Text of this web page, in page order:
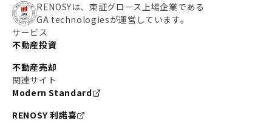
RENOSYは、東証グロース上場企業である
GA technologiesが運営しています。
サービス
不動産投資
不動産売却
関連サイト
Modern Standard
RENOSY 利諾喜